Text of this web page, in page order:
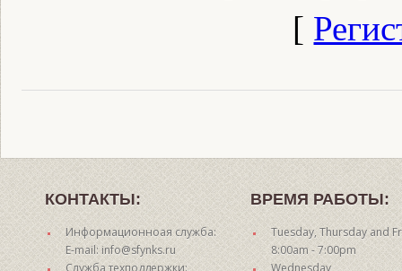
[
КОНТАКТЫ:
Информационноая служба:
E-mail: info@sfynks.ru
Служба техподдержки:
ВРЕМЯ РАБОТЫ:
Tuesday, Thursday and
8:00am - 7:00pm
Wednesday